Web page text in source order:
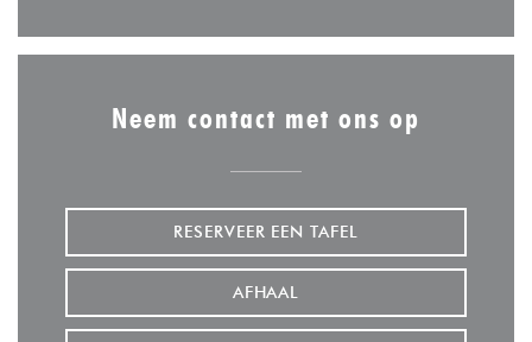
Neem contact met ons op
RESERVEER EEN TAFEL
AFHAAL